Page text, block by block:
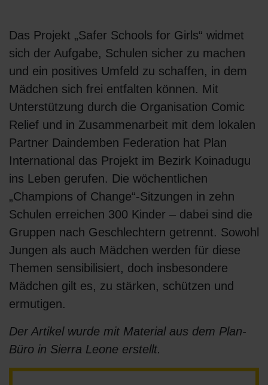
Das Projekt „Safer Schools for Girls“ widmet
sich der Aufgabe, Schulen sicher zu machen
und ein positives Umfeld zu schaffen, in dem
Mädchen sich frei entfalten können. Mit
Unterstützung durch die Organisation Comic
Relief und in Zusammenarbeit mit dem lokalen
Partner Daindemben Federation hat Plan
International das Projekt im Bezirk Koinadugu
ins Leben gerufen. Die wöchentlichen
„Champions of Change“-Sitzungen in zehn
Schulen erreichen 300 Kinder – dabei sind die
Gruppen nach Geschlechtern getrennt. Sowohl
Jungen als auch Mädchen werden für diese
Themen sensibilisiert, doch insbesondere
Mädchen gilt es, zu stärken, schützen und
ermutigen.
Der Artikel wurde mit Material aus dem Plan-
Büro in Sierra Leone erstellt.